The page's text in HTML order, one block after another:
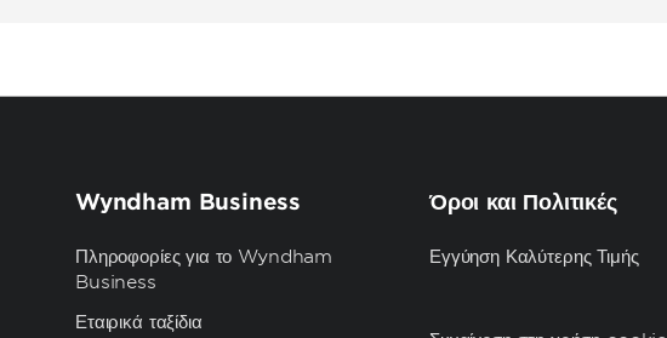
Wyndham Business
Πληροφορίες για το Wyndham
Business
Εταιρικά ταξίδια
Όροι και Πολιτικές
Εγγύηση Καλύτερης Τιμής